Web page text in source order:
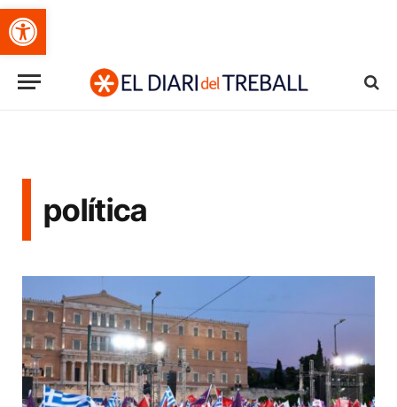
Obre la barra d'eines
política